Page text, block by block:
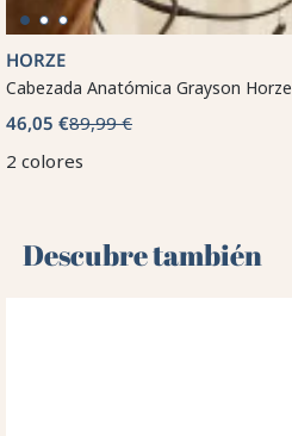
HORZE
Cabezada Anatómica Grayson Horze
46,05 €89,99 €
2 colores
Descubre también 🌻